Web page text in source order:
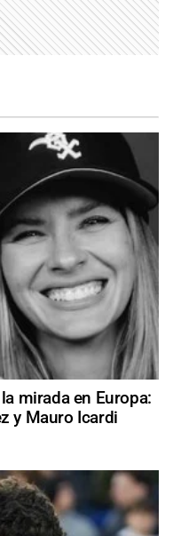
mirada en Europa:
y Mauro Icardi